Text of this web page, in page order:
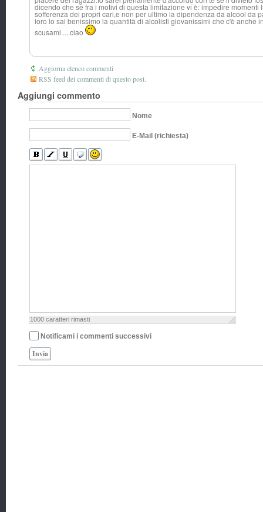
dicendo che se fra i motivi di questa limitazione vi è: impedire
sofferenza dei propri cari,e non per ultimo la dipendenza da alcool da
loro lo sai benissimo la quantità di alcolisti giovanissimi che c'è anche
scusami.....ciao
Aggiorna elenco commenti
RSS feed dei commenti di questo post.
Aggiungi commento
Nome
E-Mail (richiesta)
1000 caratteri rimasti
Notificami i commenti successivi
Invia